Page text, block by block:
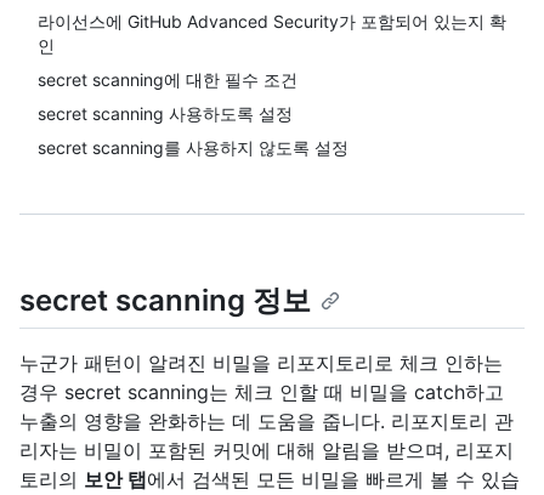
라이선스에 GitHub Advanced Security가 포함되어 있는지 확
인
secret scanning에 대한 필수 조건
secret scanning 사용하도록 설정
secret scanning를 사용하지 않도록 설정
secret scanning 정보
누군가 패턴이 알려진 비밀을 리포지토리로 체크 인하는
경우 secret scanning는 체크 인할 때 비밀을 catch하고
누출의 영향을 완화하는 데 도움을 줍니다. 리포지토리 관
리자는 비밀이 포함된 커밋에 대해 알림을 받으며, 리포지
토리의 보안 탭에서 검색된 모든 비밀을 빠르게 볼 수 있습